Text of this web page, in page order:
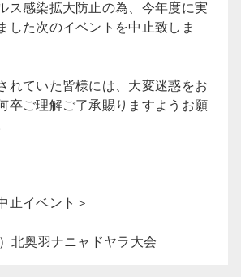
ス感染拡大防止の為、今年度に実
した次のイベントを中止致しま
れていた皆様には、大変迷惑をお
卒ご理解ご了承賜りますようお願
止イベント＞
北奥羽ナニャドヤラ 大会